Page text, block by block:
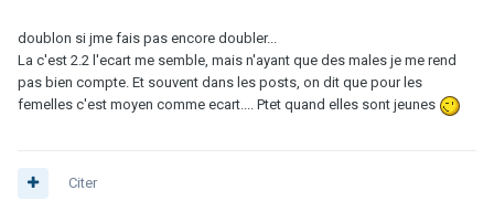
doublon si jme fais pas encore doubler...
La c'est 2.2 l'ecart me semble, mais n'ayant que des males je me rend
pas bien compte. Et souvent dans les posts, on dit que pour les
femelles c'est moyen comme ecart.... Ptet quand elles sont jeunes
Citer